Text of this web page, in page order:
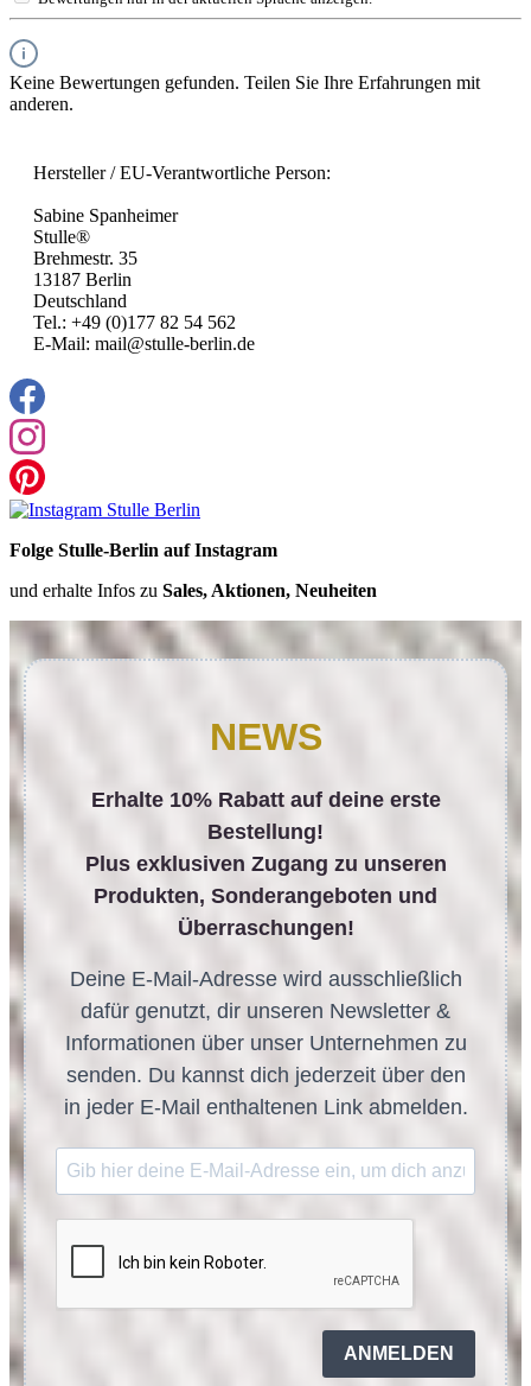
Keine Bewertungen gefunden. Teilen Sie Ihre Erfahrungen mit
anderen.
Hersteller / EU-Verantwortliche Person:
Sabine Spanheimer
Stulle®
Brehmestr. 35
13187 Berlin
Deutschland
Tel.: +49 (0)177 82 54 562
E-Mail: mail@stulle-berlin.de
Folge Stulle-Berlin auf Instagram
und erhalte Infos zu Sales, Aktionen, Neuheiten
NEWS
Erhalte 10% Rabatt auf deine erste
Bestellung!
Plus exklusiven Zugang zu unseren
Produkten, Sonderangeboten und
Überraschungen!
Deine E-Mail-Adresse wird ausschließlich
dafür genutzt, dir unseren Newsletter &
Informationen über unser Unternehmen zu
senden. Du kannst dich jederzeit über den
in jeder E-Mail enthaltenen Link abmelden.
ANMELDEN